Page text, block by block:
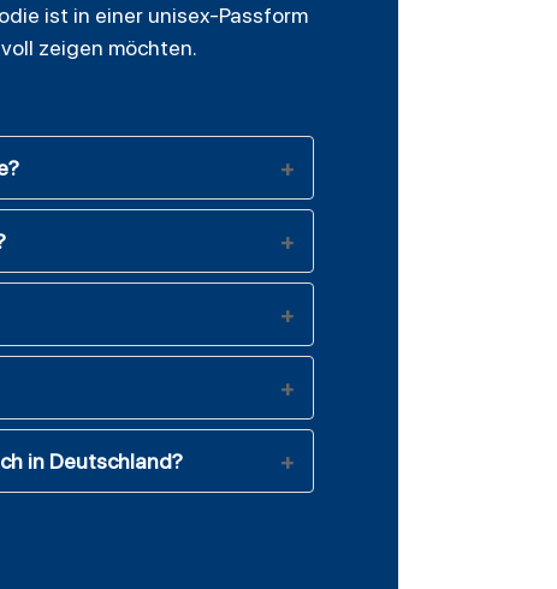
ist in einer unisex-Passform
zeigen möchten.
in Deutschland?